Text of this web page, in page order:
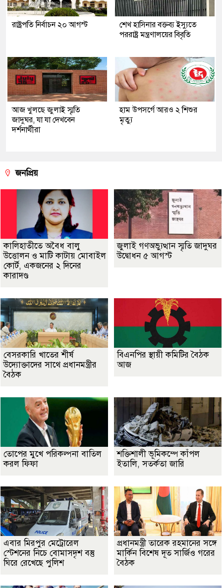
রাষ্ট্রপতি নির্বাচন ২০ আগস্ট
শেখ হাসিনার বক্তব্য ইস্যুতে
পররাষ্ট্র মন্ত্রণালয়ের বিবৃতি
আজ খুলছে জুলাই স্মৃতি
জাদুঘর, যা যা দেখবেন
দর্শনার্থীরা
হাম উপসর্গে আরও ২ শিশুর
মৃত্যু
জনপ্রিয়
কালিহাতীতে অবৈধ বালু
উত্তোলন ও মাটি কাটায় মোবাইল
কোর্ট, একজনের ২ দিনের
কারাদণ্ড
জুলাই গণঅভ্যুত্থান স্মৃতি জাদুঘর
উদ্বোধন ৫ আগস্ট
বেসরকারি খাতের শীর্ষ
উদ্যোক্তাদের সাথে প্রধানমন্ত্রীর
বৈঠক
বিএনপির স্থায়ী কমিটির বৈঠক
আজ
তোপের মুখে পরিকল্পনা বাতিল
করল ফিফা
শক্তিশালী ভূমিকম্পে কাঁপল
ইতালি, সতর্কতা জারি
এবার মিরপুর মেট্রোরেল
স্টেশনের নিচে বোমাসদৃশ বস্তু
ঘিরে রেখেছে পুলিশ
প্রধানমন্ত্রী তারেক রহমানের সঙ্গে
মার্কিন বিশেষ দূত সার্জিও গরের
বৈঠক